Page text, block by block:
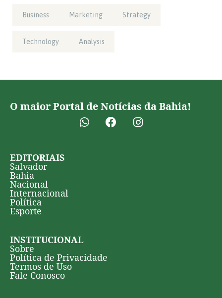
Business Marketing Strategy
Technology Analysis
O maior Portal de Notícias da Bahia!
EDITORIAIS
Salvador
Bahia
Nacional
Internacional
Política
Esporte
INSTITUCIONAL
Sobre
Política de Privacidade
Termos de Uso
Fale Conosco